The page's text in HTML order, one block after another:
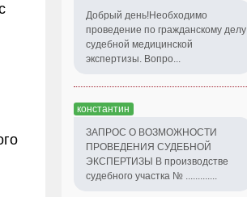
Добрый день!Необходимо
проведение по гражданскому делу
судебной медицинской
экспертизы. Вопро...
константин
ЗАПРОС О ВОЗМОЖНОСТИ
ПРОВЕДЕНИЯ СУДЕБНОЙ
ЭКСПЕРТИЗЫ В производстве
судебного участка № .............